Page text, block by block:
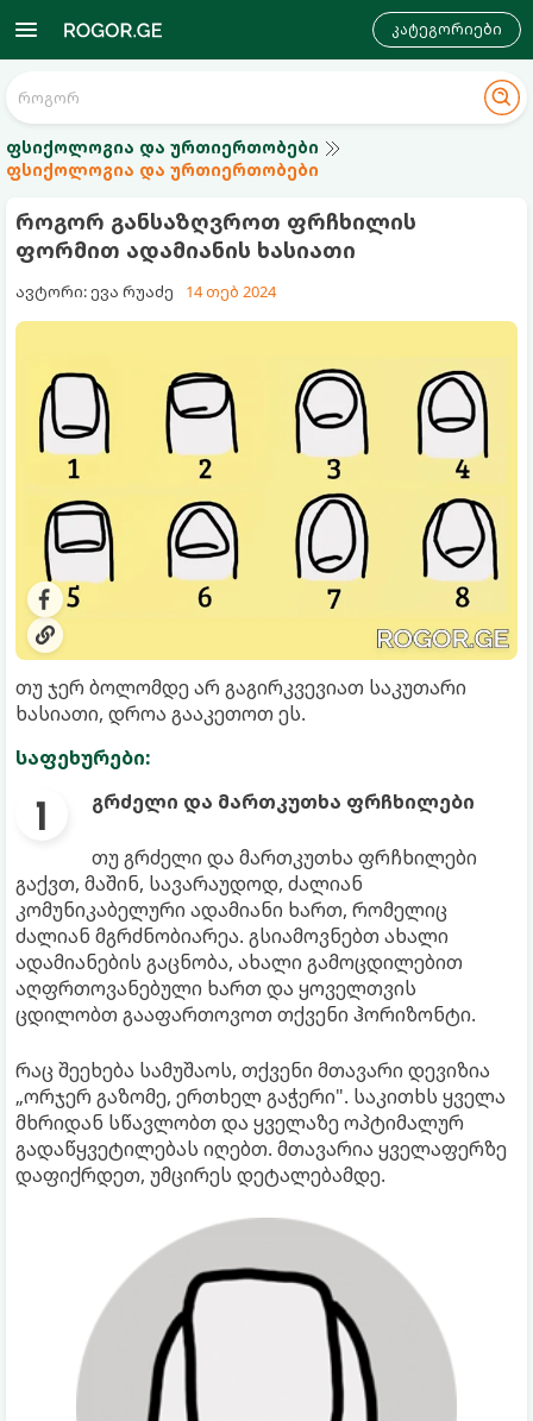
კატეგორიები
ფსიქოლოგია და ურთიერთობები
ფსიქოლოგია და ურთიერთობები
როგორ განსაზღვროთ ფრჩხილის
ფორმით ადამიანის ხასიათი
ავტორი: ევა რუაძე 14 თებ 2024
თუ ჯერ ბოლომდე არ გაგირკვევიათ საკუთარი
ხასიათი, დროა გააკეთოთ ეს.
საფეხურები:
გრძელი და მართკუთხა ფრჩხილები
თუ გრძელი და მართკუთხა ფრჩხილები
გაქვთ, მაშინ, სავარაუდოდ, ძალიან
კომუნიკაბელური ადამიანი ხართ, რომელიც
ძალიან მგრძნობიარეა. გსიამოვნებთ ახალი
ადამიანების გაცნობა, ახალი გამოცდილებით
აღფრთოვანებული ხართ და ყოველთვის
ცდილობთ გააფართოვოთ თქვენი ჰორიზონტი.
რაც შეეხება სამუშაოს, თქვენი მთავარი დევიზია
„ორჯერ გაზომე, ერთხელ გაჭერი". საკითხს ყველა
მხრიდან სწავლობთ და ყველაზე ოპტიმალურ
გადაწყვეტილებას იღებთ. მთავარია ყველაფერზე
დაფიქრდეთ, უმცირეს დეტალებამდე.